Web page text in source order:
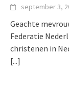
september 3,
Geachte
Federatie
christenen in
[...]